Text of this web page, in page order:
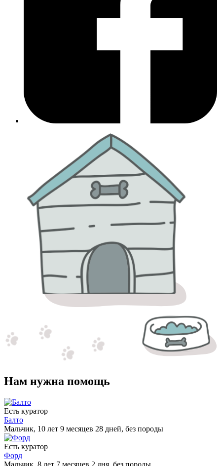
Нам нужна помощь
Есть куратор
Балто
Мальчик, 10 лет 9 месяцев 28 дней, без породы
Есть куратор
Форд